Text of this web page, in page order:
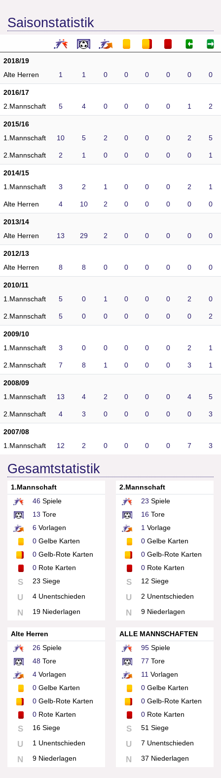
Saisonstatistik
2018/19
Alte Herren
1 1 0 0 0 0 0 0
2016/17
2.Mannschaft
5 4 0 0 0 0 1 2
2015/16
1.Mannschaft
10 5 2 0 0 0 2 5
2.Mannschaft 2 1 0 0 0 0 0 1
2014/15
1.Mannschaft
3 2 1 0 0 0 2 1
Alte Herren 4 10 2 0 0 0 0 0
2013/14
Alte Herren
13 29 2 0 0 0 0 0
2012/13
Alte Herren
8 8 0 0 0 0 0 0
2010/11
1.Mannschaft
5 0 1 0 0 0 2 0
2.Mannschaft 5 0 0 0 0 0 0 2
2009/10
1.Mannschaft
3 0 0 0 0 0 2 1
2.Mannschaft 7 8 1 0 0 0 3 1
2008/09
1.Mannschaft
13 4 2 0 0 0 4 5
2.Mannschaft 4 3 0 0 0 0 0 3
2007/08
1.Mannschaft
12 2 0 0 0 0 7 3
Gesamtstatistik
1.Mannschaft
46 Spiele
13 Tore
6 Vorlagen
0 Gelbe Karten
0 Gelb-Rote Karten
0 Rote Karten
S 23 Siege
U 4 Unentschieden
N 19 Niederlagen
2.Mannschaft
23 Spiele
16Tore
1Vorlage
0Gelbe Karten
0Gelb-Rote Karten
0Rote Karten
S 12 Siege
U 2 Unentschieden
N 9 Niederlagen
Alte Herren
26 Spiele
48 Tore
4 Vorlagen
0 Gelbe Karten
0 Gelb-Rote Karten
0 Rote Karten
S 16 Siege
U 1 Unentschieden
N 9 Niederlagen
ALLE MANNSCHAFTEN
95Spiele
77 Tore
11Vorlagen
0Gelbe Karten
0Gelb-Rote Karten
0Rote Karten
S 51 Siege
U 7 Unentschieden
N 37 Niederlagen